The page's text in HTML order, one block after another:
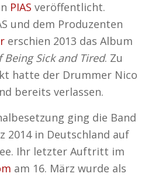
PIAS veröffentlicht.
und dem Produzenten
erschien 2013 das Album
Being Sick and Tired. Zu
hatte der Drummer Nico
bereits verlassen.
ging die Band
2014 in Deutschland auf
Ihr letzter Auftritt im
am 16. März wurde als